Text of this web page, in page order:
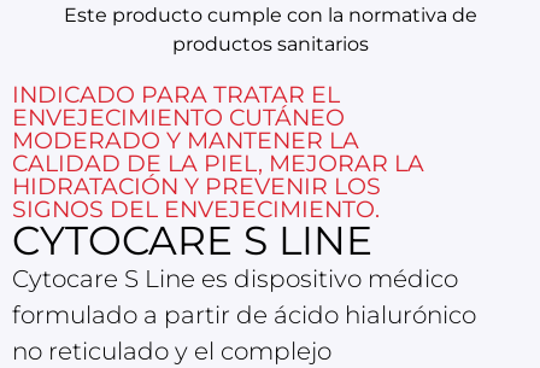
Este producto cumple con la normativa de
productos sanitarios
INDICADO PARA TRATAR EL
ENVEJECIMIENTO CUTÁNEO
MODERADO Y MANTENER LA
CALIDAD DE LA PIEL, MEJORAR LA
HIDRATACIÓN Y PREVENIR LOS
SIGNOS DEL ENVEJECIMIENTO.
CYTOCARE S LINE
Cytocare S Line es dispositivo médico
formulado a partir de ácido hialurónico
no reticulado y el complejo